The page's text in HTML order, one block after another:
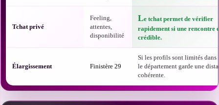
Tchat privé
Feeling,
attentes,
disponibilité
Le tchat permet de vérifier
rapidement si une rencontre
crédible.
Élargissement Finistère 29
Si les profils sont limités dans
le département garde une
cohérente.